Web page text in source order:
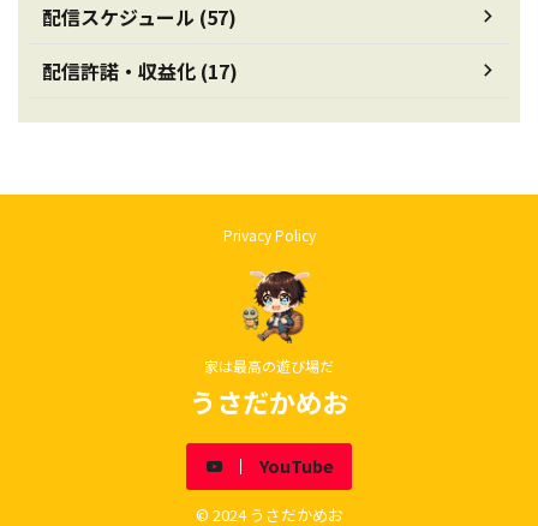
配信スケジュール (57)
配信許諾・収益化 (17)
Privacy Policy
家は最高の遊び場だ
うさだかめお
YouTube
© 2024 うさだかめお